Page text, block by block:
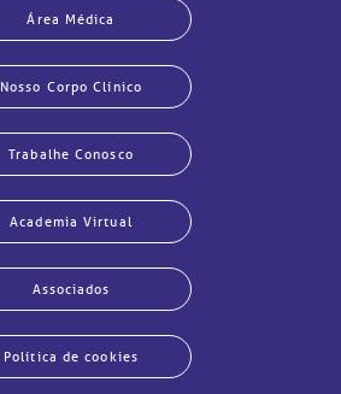
Área Médica
Nosso Corpo Clínico
Trabalhe Conosco
Academia Virtual
Associados
Política de cookies